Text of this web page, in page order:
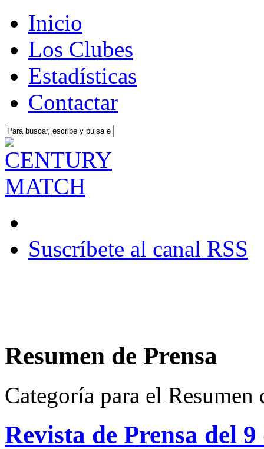
Inicio
Los Clubes
Estadísticas
Contactar
Suscríbete al canal RSS
Resumen de Prensa
Categoría para el Resumen
Revista de Prensa del